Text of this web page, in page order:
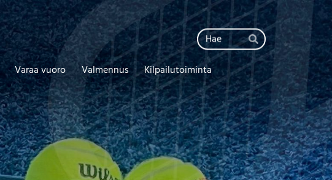
Haku
Hae
Varaa vuoro Valmennus
Kilpailutoiminta